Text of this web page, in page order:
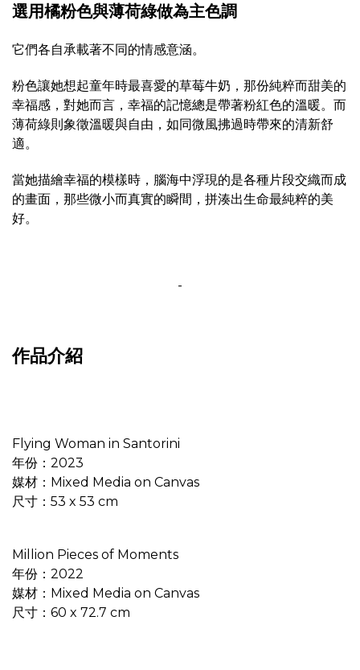
選用橘粉色與薄荷綠做為主色調
它們各自承載著不同的情感意涵。
粉色讓她想起童年時最喜愛的草莓牛奶，那份純粹而甜美的
幸福感，對她而言，幸福的記憶總是帶著粉紅色的溫暖。而
薄荷綠則象徵溫暖與自由，如同微風拂過時帶來的清新舒
適。
當她描繪幸福的模樣時，腦海中浮現的是各種片段交織而成
的畫面，那些微小而真實的瞬間，拼湊出生命最純粹的美
好。
-
作品介紹
Flying Woman in Santorini
年份：2023
媒材：Mixed Media on Canvas
尺寸：53 x 53 cm
Million Pieces of Moments
年份：2022
媒材：Mixed Media on Canvas
尺寸：60 x 72.7 cm